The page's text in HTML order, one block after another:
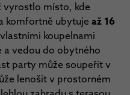
vyrostlo místo, kde
komfortně ubytuje až 16
koupelnami
a vedou do obytného
party může soupeřit v
lenošit v prostorném